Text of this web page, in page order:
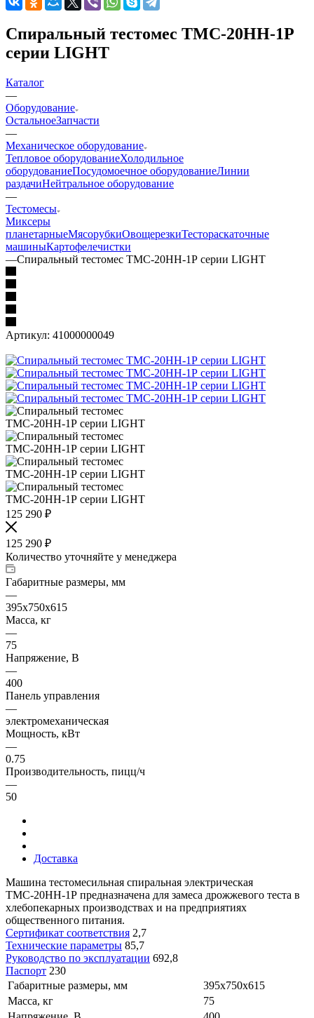
Спиральный тестомес ТМС-20НН-1Р
серии LIGHT
Каталог
—
Оборудование
ОстальноеЗапчасти
—
Механическое оборудование
Тепловое оборудованиеХолодильное
оборудованиеПосудомоечное оборудованиеЛинии
раздачиНейтральное оборудование
—
Тестомесы
Миксеры
планетарныеМясорубкиОвощерезкиТестораскаточные
машиныКартофелечистки
—Спиральный тестомес ТМС-20НН-1Р серии LIGHT
Артикул: 41000000049
125 290 ₽
125 290 ₽
Количество уточняйте у менеджера
Габаритные размеры, мм
—
395х750х615
Масса, кг
—
75
Напряжение, В
—
400
Панель управления
—
электромеханическая
Мощность, кВт
—
0.75
Производительность, пицц/ч
—
50
Доставка
Машина тестомесильная спиральная электрическая
ТМС-20НН-1Р предназначена для замеса дрожжевого теста в
хлебопекарных производствах и на предприятиях
общественного питания.
Сертификат соответствия 2,7
Технические параметры 85,7
Руководство по эксплуатации 692,8
Паспорт 230
Габаритные размеры, мм
395х750х615
Масса, кг
75